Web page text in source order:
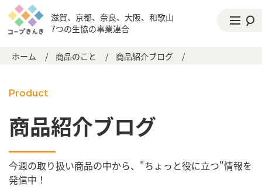
滋賀、京都、奈良、大阪、和歌山
7つの生協の事業連合
ホーム / 商品のこと / 商品紹介ブログ /
Product
商品紹介ブログ
今週の取り扱い商品の中から、"ちょっと役に立つ"情報を
発信中！